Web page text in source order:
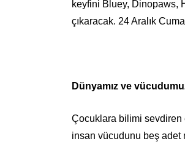
keyfini Bluey, Dinopaws,
çıkaracak. 24 Aralık
Dünyamız ve
Çocuklara bilimi sevdiren
insan vücudunu beş adet